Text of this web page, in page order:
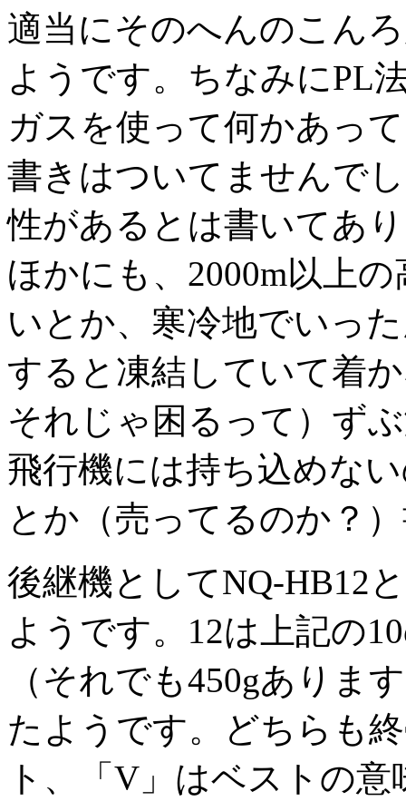
適当にそのへんのこん
ようです。ちなみにPL
ガスを使って何かあっ
書きはついてませんで
性があるとは書いてあ
ほかにも、2000m以上
いとか、寒冷地でいっ
すると凍結していて着
それじゃ困るって）ず
飛行機には持ち込めな
とか（売ってるのか？
後継機としてNQ-HB12
ようです。12は上記の
（それでも450gありま
たようです。どちらも
ト、「V」はベストの